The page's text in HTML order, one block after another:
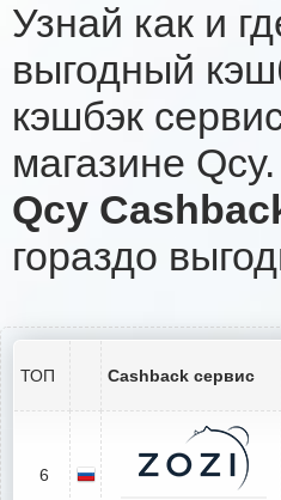
Узнай как и
выгодный
кэшбэк
магазине Qcy.
Qcy
гораздо
ТОП Cashback сервис
6